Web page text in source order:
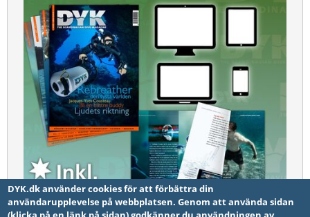
DYK.dk använder cookies för att förbättra din
användarupplevelse på webbplatsen. Genom att använda sidan